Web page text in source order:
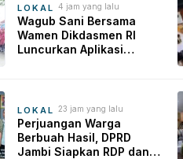
LOKAL 4 jam yang lalu
Wagub Sani Bersama
Wamen Dikdasmen RI
Luncurkan Aplikasi
LOKAL 23 jam yang lalu
Perjuangan Warga
Berbuah Hasil, DPRD
Jambi Siapkan RDP dan